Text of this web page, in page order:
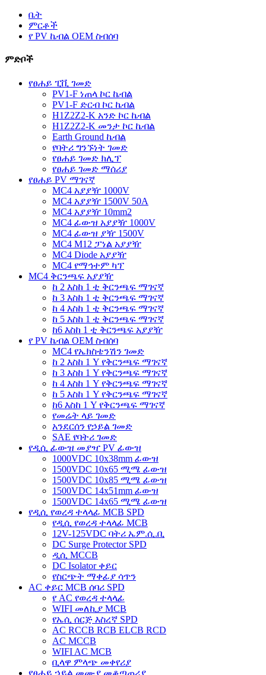
ቤት
ምርቶች
የ PV ኬብል OEM ስብሰባ
ምድቦች
የፀሐይ ፒቪ ገመድ
PV1-F ነጠላ ኮር ኬብል
PV1-F ድርብ ኮር ኬብል
H1Z2Z2-K አንድ ኮር ኬብል
H1Z2Z2-K መንታ ኮር ኬብል
Earth Ground ኬብል
የባትሪ ግንኙነት ገመድ
የፀሐይ ገመድ ክሊፕ
የፀሐይ ገመድ ማሰሪያ
የፀሐይ PV ማገናኛ
MC4 አያያዥ 1000V
MC4 አያያዥ 1500V 50A
MC4 አያያዥ 10mm2
MC4 ፊውዝ አያያዥ 1000V
MC4 ፊውዝ ያዥ 1500V
MC4 M12 ፓነል አያያዥ
MC4 Diode አያያዥ
MC4 የማኅተም ካፕ
MC4 ቅርንጫፍ አያያዥ
ከ 2 እስከ 1 ቲ ቅርንጫፍ ማገናኛ
ከ 3 እስከ 1 ቲ ቅርንጫፍ ማገናኛ
ከ 4 እስከ 1 ቲ ቅርንጫፍ ማገናኛ
ከ 5 እስከ 1 ቲ ቅርንጫፍ ማገናኛ
ከ6 እስከ 1 ቲ ቅርንጫፍ አያያዥ
የ PV ኬብል OEM ስብሰባ
MC4 የኤክስቴንሽን ገመድ
ከ 2 እስከ 1 Y የቅርንጫፍ ማገናኛ
ከ 3 እስከ 1 Y የቅርንጫፍ ማገናኛ
ከ 4 እስከ 1 Y የቅርንጫፍ ማገናኛ
ከ 5 እስከ 1 Y የቅርንጫፍ ማገናኛ
ከ6 እስከ 1 Y የቅርንጫፍ ማገናኛ
የመሬት ላይ ገመድ
አንደርሰን የኃይል ገመድ
SAE የባትሪ ገመድ
የዲሲ ፊውዝ መያዣ PV ፊውዝ
1000VDC 10x38mm ፊውዝ
1500VDC 10x65 ሚሜ ፊውዝ
1500VDC 10x85 ሚሜ ፊውዝ
1500VDC 14x51mm ፊውዝ
1500VDC 14x65 ሚሜ ፊውዝ
የዲሲ የወረዳ ተላላፊ MCB SPD
የዲሲ የወረዳ ተላላፊ MCB
12V-125VDC ባትሪ ኤም.ሲ.ቢ
DC Surge Protector SPD
ዲሲ MCCB
DC Isolator ቀይር
የስርጭት ማቀፊያ ሳጥን
AC ቀይር MCB ሰባሪ SPD
የ AC የወረዳ ተላላፊ
WIFI መለኪያ MCB
የኤሲ ሰርጅ እስረኛ SPD
AC RCCB RCB ELCB RCD
AC MCCB
WIFI AC MCB
ቢላዋ ምላጭ መቀየሪያ
የፀሐይ ኃይል መሙያ መቆጣጠሪያ